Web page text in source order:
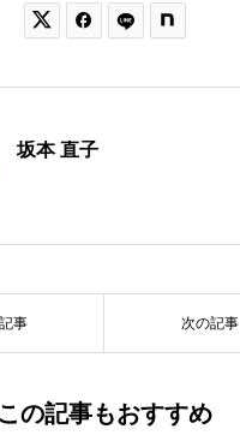
 
坂本 直子
事 次の記事
この記事もおすすめ